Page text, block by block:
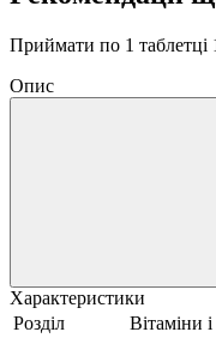
Приймати по 1 таблетці
Опис
Характеристики
Розділ
Вітаміни